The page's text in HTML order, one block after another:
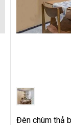
Đèn chùm thả